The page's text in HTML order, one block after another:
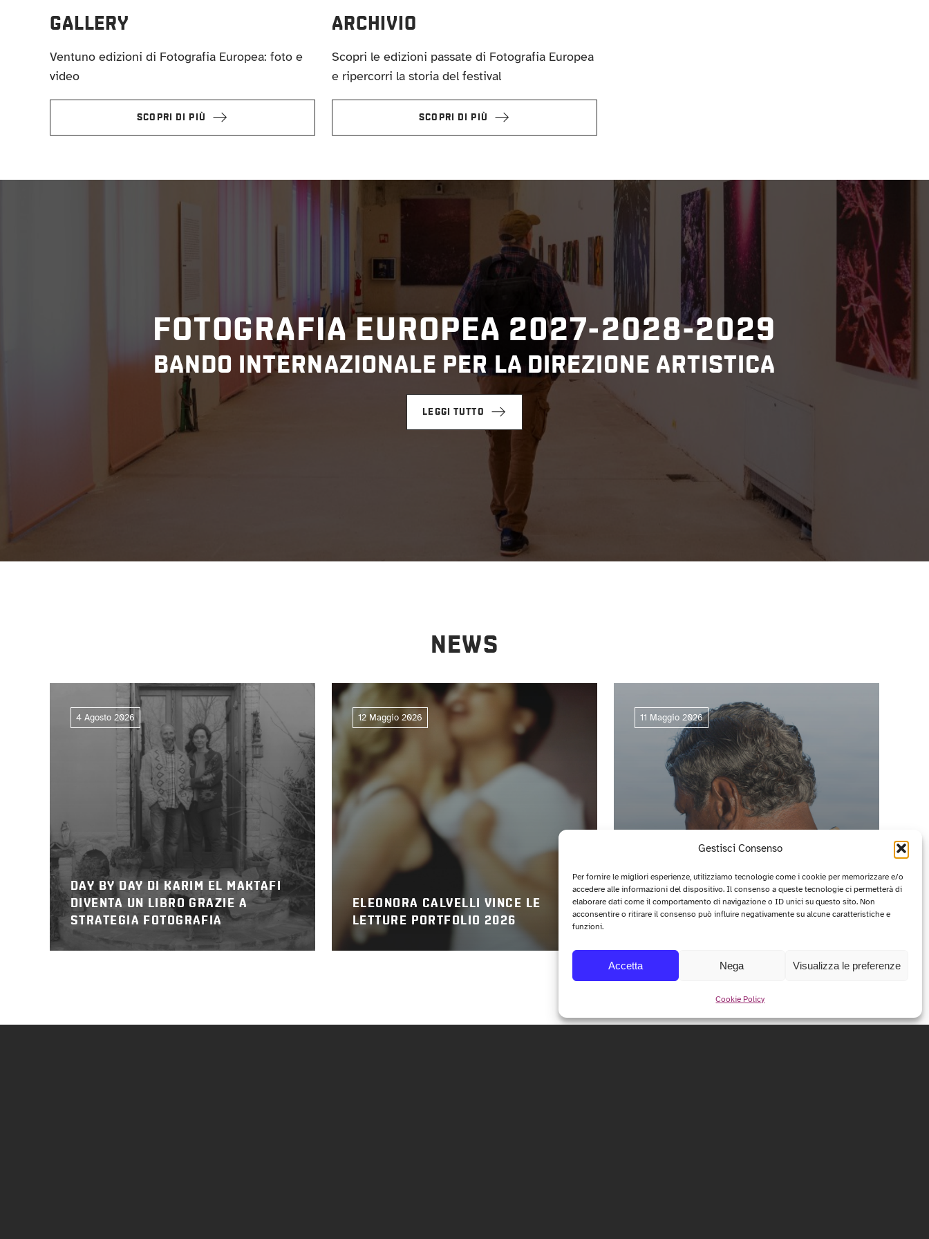
Gestisci Consenso
Per fornire le migliori esperienze, utilizziamo tecnologie come i cookie per memorizzare e/o
accedere alle informazioni del dispositivo. Il consenso a queste tecnologie ci permetterà di
elaborare dati come il comportamento di navigazione o ID unici su questo sito. Non
acconsentire o ritirare il consenso può influire negativamente su alcune caratteristiche e
funzioni.
Accetta Nega Visualizza le preferenze
Cookie Policy
GALLERY
Ventuno edizioni di Fotografia Europea: foto e
video
SCOPRI DI PIÙ
ARCHIVIO
Scopri le edizioni passate di Fotografia Europea
e ripercorri la storia del festival
SCOPRI DI PIÙ
FOTOGRAFIA EUROPEA 2027-2028-2029
BANDO INTERNAZIONALE PER LA DIREZIONE ARTISTICA
LEGGI TUTTO
NEWS
4 Agosto 2026
DAY BY DAY DI KARIM EL MAKTAFI
DIVENTA UN LIBRO GRAZIE A
STRATEGIA FOTOGRAFIA
12 Maggio 2026
ELEONORA CALVELLI VINCE LE
LETTURE PORTFOLIO 2026
11 Maggio 2026
CIRCUITO OFF 2026: I PROGETTI
VINCITORI